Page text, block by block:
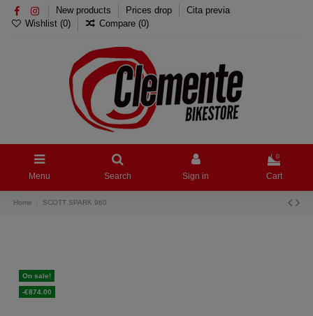
New products Prices drop
Cita previa
Wishlist (0) Compare (0)
Menu Search Sign in
0
Cart
Home SCOTT SPARK 960
On sale!
-€874.00